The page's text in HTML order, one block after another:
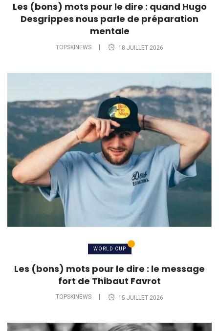
Les (bons) mots pour le dire : quand Hugo
Desgrippes nous parle de préparation
mentale
TOPSKINEWS 18 JUILLET 2026
WORLD CUP
Les (bons) mots pour le dire : le message
fort de Thibaut Favrot
TOPSKINEWS 15 JUILLET 2026